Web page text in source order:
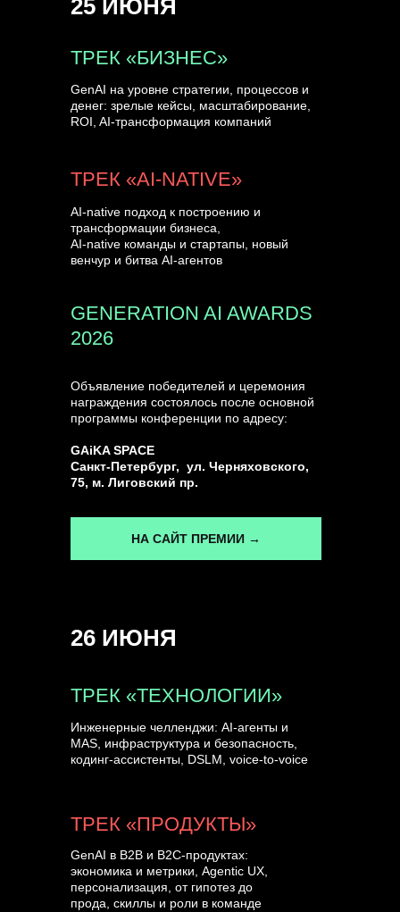
Объявление победителей и церемония
награждения состоялось после основной
программы конференции по адресу:
GAiKA SPACE
Санкт-Петербург, ул. Черняховского,
75, м. Лиговский пр.
ТРЕК «БИЗНЕС»
GENERATION AI AWARDS
2026
GenAI на уровне стратегии, процессов и
денег: зрелые кейсы, масштабирование,
ROI, AI-трансформация компаний
AI-native подход к построению и
трансформации бизнеса,
AI-native команды и стартапы, новый
венчур и битва AI-агентов
ТРЕК «AI-NATIVE»
25 ИЮНЯ
26 ИЮНЯ
ТРЕК «ПРОДУКТЫ»
GenAI в B2B и B2C-продуктах:
экономика и метрики, Agentic UX,
персонализация, от гипотез до
прода, скиллы и роли в команде
Инженерные челленджи: AI-агенты и
MAS, инфраструктура и безопасность,
кодинг-ассистенты, DSLM, voice-to-voice
ТРЕК «ТЕХНОЛОГИИ»
НА САЙТ ПРЕМИИ →
УЗНАТЬ БОЛЬШЕ
ГЕНЕРАЛЬНЫЙ ИНФОПАРТНЕР
CONVERSATIONS